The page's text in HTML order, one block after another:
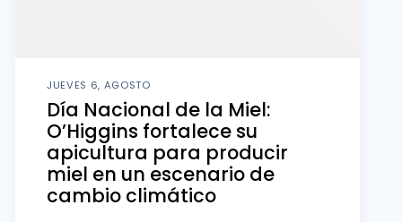
JUEVES 6, AGOSTO
Día Nacional de la Miel:
O’Higgins fortalece su
apicultura para producir
miel en un escenario de
cambio climático